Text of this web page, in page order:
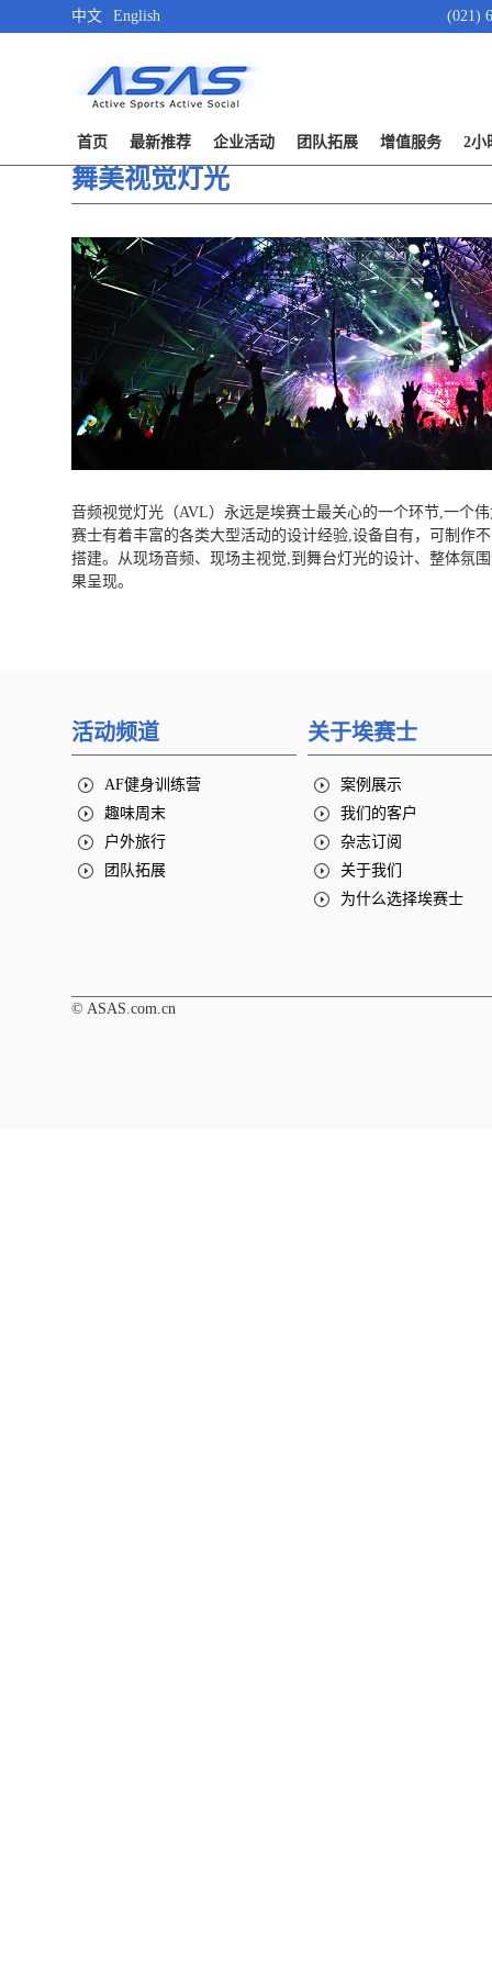
中文 English (021)
首页 最新推荐 企业活动 团队拓展 增值服务 2小
舞美视觉灯光
音频视觉灯光（AVL）永远是埃赛士最关心的一个环节,一个
赛士有着丰富的各类大型活动的设计经验,设备自有，可制作
搭建。从现场音频、现场主视觉,到舞台灯光的设计、整体氛
果呈现。
活动频道
AF健身训练营
趣味周末
户外旅行
团队拓展
关于埃赛士
案例展示
我们的客户
杂志订阅
关于我们
为什么选择埃赛士
© ASAS.com.cn